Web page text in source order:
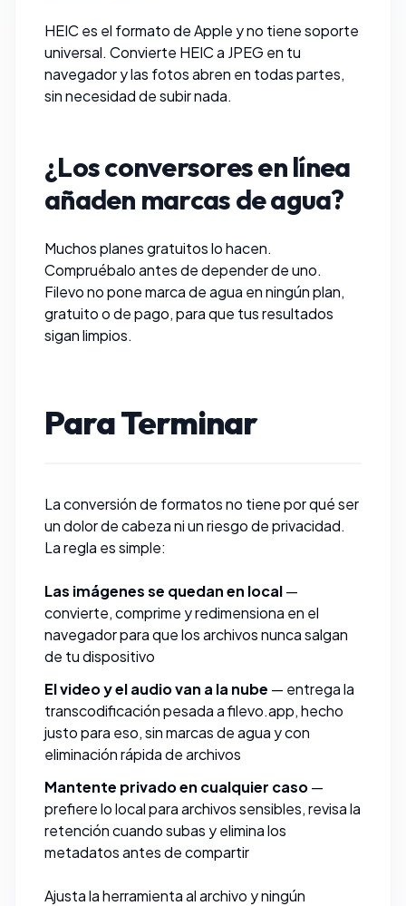
HEIC es el formato de Apple y no tiene soporte
universal. Convierte HEIC a JPEG en tu
navegador y las fotos abren en todas partes,
sin necesidad de subir nada.
¿Los conversores en línea
añaden marcas de agua?
Muchos planes gratuitos lo hacen.
Compruébalo antes de depender de uno.
Filevono pone marca de agua en ningún plan,
gratuito o de pago, para que tus resultados
sigan limpios.
Para Terminar
La conversión de formatos no tiene por qué ser
un dolor de cabeza ni un riesgo de privacidad.
La regla es simple:
Las imágenes se quedan en local—
convierte,comprime yredimensiona en el
navegador para que los archivos nunca salgan
de tu dispositivo
El video y el audio van a la nube — entrega la
transcodificación pesada afilevo.app, hecho
justo para eso, sin marcas de agua y con
eliminación rápida de archivos
Mantente privado en cualquier caso—
prefiere lo local para archivos sensibles, revisa la
retención cuando subas yelimina los
metadatosantes de compartir
Ajusta la herramienta al archivo y ningún